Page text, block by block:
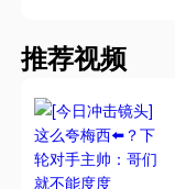
推荐视频